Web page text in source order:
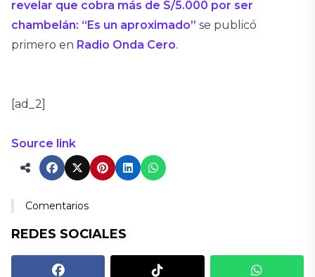
revelar que cobra más de S/5.000 por ser
chambelán: “Es un aproximado” se publicó
primero en Radio Onda Cero.
[ad_2]
Source link
Comentarios
REDES SOCIALES